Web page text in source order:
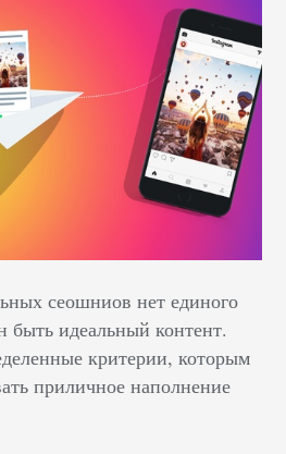
сеошниов нет единого
быть идеальный контент.
критерии, которым
приличное наполнение